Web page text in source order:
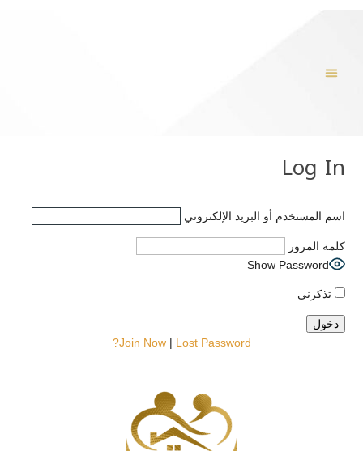
Log In
اسم المستخدم أو البريد الإلكتروني
كلمة المرور
Show Password
تذكرني
Join Now| Lost Password?